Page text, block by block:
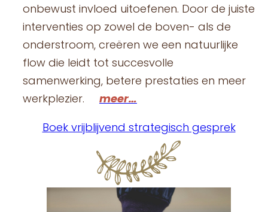
onbewust invloed uitoefenen. Door de juiste
interventies op zowel de boven- als de
onderstroom, creëren we een natuurlijke
flow die leidt tot succesvolle
samenwerking, betere prestaties en meer
werkplezier. meer…
Boek vrijblijvend strategisch gesprek